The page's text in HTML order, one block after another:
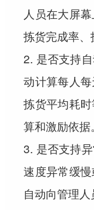
人员在大屏
拣货完成率、
2. 是否支持
动计算每人每
拣货平均耗
算和激励依据。
3. 是否支持
速度异常缓
自动向管理人